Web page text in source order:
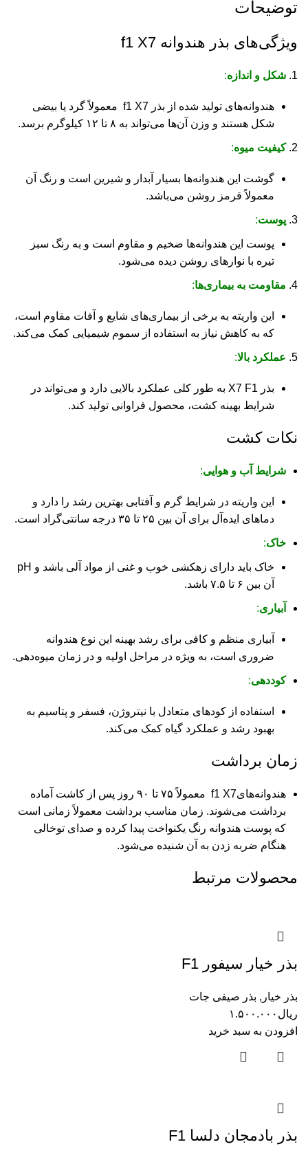
توضیحات
ویژگی‌های بذر هندوانه f1 X7
شکل و اندازه:
هندوانه‌های تولید شده از بذر f1 X7 معمولاً گرد یا بیضی
شکل هستند و وزن آن‌ها می‌تواند به ۸ تا ۱۲ کیلوگرم برسد.
کیفیت میوه:
گوشت این هندوانه‌ها بسیار آبدار و شیرین است و رنگ آن
معمولاً قرمز روشن می‌باشد.
پوست:
پوست این هندوانه‌ها ضخیم و مقاوم است و به رنگ سبز
تیره با نوارهای روشن دیده می‌شود.
مقاومت به بیماری‌ها:
این واریته به برخی از بیماری‌های شایع و آفات مقاوم است،
که به کاهش نیاز به استفاده از سموم شیمیایی کمک می‌کند.
عملکرد بالا:
بذر X7 F1 به طور کلی عملکرد بالایی دارد و می‌تواند در
شرایط بهینه کشت، محصول فراوانی تولید کند.
نکات کشت
شرایط آب و هوایی:
این واریته در شرایط گرم و آفتابی بهترین رشد را دارد و
دماهای ایده‌آل برای آن بین ۲۵ تا ۳۵ درجه سانتی‌گراد است.
خاک:
خاک باید دارای زهکشی خوب و غنی از مواد آلی باشد و pH
آن بین ۶ تا ۷.۵ باشد.
آبیاری:
آبیاری منظم و کافی برای رشد بهینه این نوع هندوانه
ضروری است، به ویژه در مراحل اولیه و در زمان میوه‌دهی.
کوددهی:
استفاده از کودهای متعادل با نیتروژن، فسفر و پتاسیم به
بهبود رشد و عملکرد گیاه کمک می‌کند.
زمان برداشت
هندوانه‌هایf1 X7 معمولاً ۷۵ تا ۹۰ روز پس از کاشت آماده
برداشت می‌شوند. زمان مناسب برداشت معمولاً زمانی است
که پوست هندوانه رنگ یکنواخت پیدا کرده و صدای توخالی
هنگام ضربه زدن به آن شنیده می‌شود.
محصولات مرتبط
بذر خیار سیفور F1
بذر خیار , بذر صیفی جات
ریال ۱.۵۰۰.۰۰۰
افزودن به سبد خرید
بذر بادمجان دلسا F1